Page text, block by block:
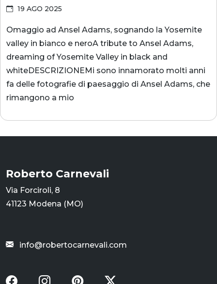
19 AGO 2025
Omaggio ad Ansel Adams, sognando la Yosemite
valley in bianco e neroA tribute to Ansel Adams,
dreaming of Yosemite Valley in black and
whiteDESCRIZIONEMi sono innamorato molti anni
fa delle fotografie di paesaggio di Ansel Adams, che
rimangono a mio
Roberto Carnevali
Via Forciroli, 8
41123 Modena (MO)
info@robertocarnevali.com